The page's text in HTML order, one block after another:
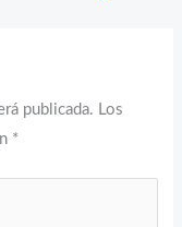
publicada. Los
*